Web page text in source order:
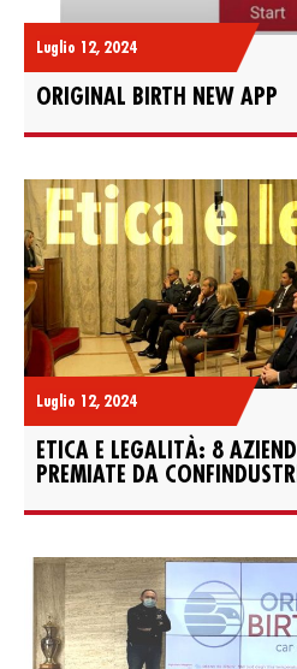
Luglio 12, 2024
ORIGINAL BIRTH NEW APP
Luglio 12, 2024
ETICA E LEGALITÀ: 8
PREMIATE DA